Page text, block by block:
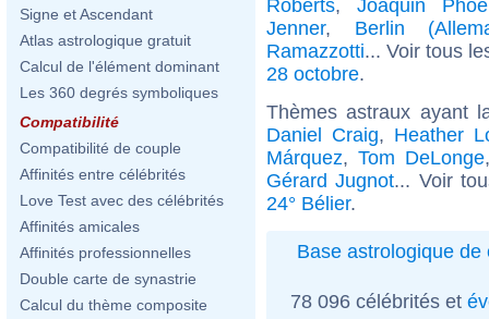
Signe et Ascendant
Atlas astrologique gratuit
Calcul de l'élément dominant
Les 360 degrés symboliques
Compatibilité
Compatibilité de couple
Affinités entre célébrités
Love Test avec des célébrités
Affinités amicales
Affinités professionnelles
Double carte de synastrie
Calcul du thème composite
Roberts,Joaquin
Jenner, Berlin
Ramazzotti... Voir tous
28 octobre.
Thèmes astraux ayant
Daniel Craig, Heather
Márquez,Tom DeLonge
Gérard Jugnot... Voir
24° Bélier.
Base astrologique de
78 096 célébrités et